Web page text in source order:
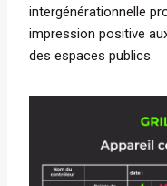
intergénérationnelle
impression positive
des espaces publics.